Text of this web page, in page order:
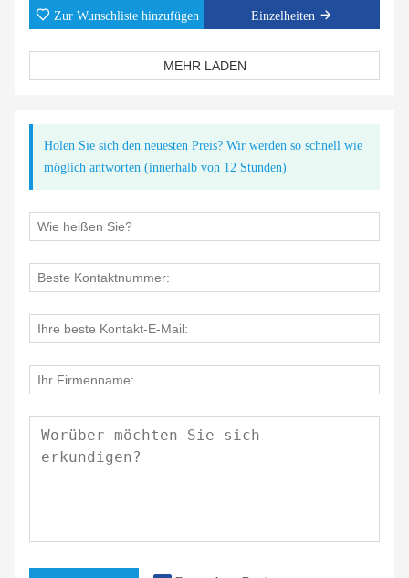
3. Das Fassungsvermögen von 22 l reicht für Laptops und
Kleidung.
Zur Wunschliste hinzufügen Einzelheiten
MEHR LADEN
Holen Sie sich den neuesten Preis? Wir werden so schnell wie
möglich antworten (innerhalb von 12 Stunden)